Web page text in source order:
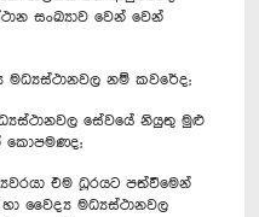
සංඛ්‍යාව වෙන් වෙන්
නම් කවරේද;
සේවයේ නියුතු මුළු
කොපමණද;
එම ධූරයට පත්වීමෙන්
වෛද්‍ය මධ්‍යස්ථානවල